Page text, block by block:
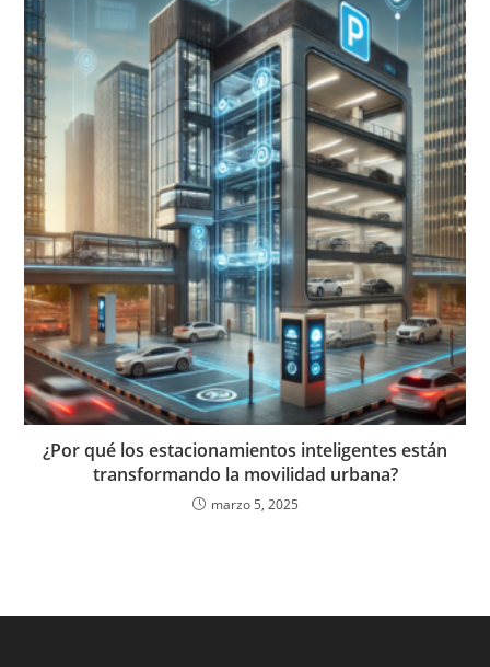
¿Por qué los estacionamientos inteligentes están
transformando la movilidad urbana?
marzo 5, 2025